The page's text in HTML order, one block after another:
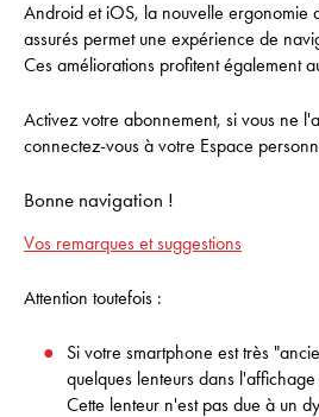
Android et iOS, la nouvelle ergonomie
assurés permet une expérience de
Ces améliorations profitent également
Activez votre abonnement, si vous ne
connectez-vous à votre Espace
Bonne navigation !
Vos remarques et suggestions
Attention toutefois :
Si votre smartphone est très
quelques lenteurs dans
Cette lenteur n'est pas due à un